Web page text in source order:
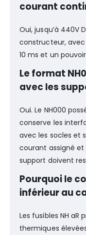
courant
Oui, jusqu’à 440V
constructeur,
10 ms et un
Le format
avec les
Oui. Le NH000
conserve les
avec les socles et
courant assigné
support doivent
Pourquoi le
inférieur au
Les fusibles NH
thermiques